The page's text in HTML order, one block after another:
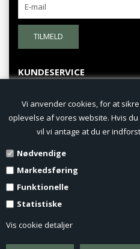
Vi anvender cookies, for at
oplevelse af vores website. Hvis
vil vi antage at du er
Nødvendige
Markedsføring
Funktionelle
Statistiske
Vis cookie detaljer
TILMELD
KUNDESERVICE
Fortrydelsesret
Persondatapolitik
Fortryd køb
Nyheder
Vilkår